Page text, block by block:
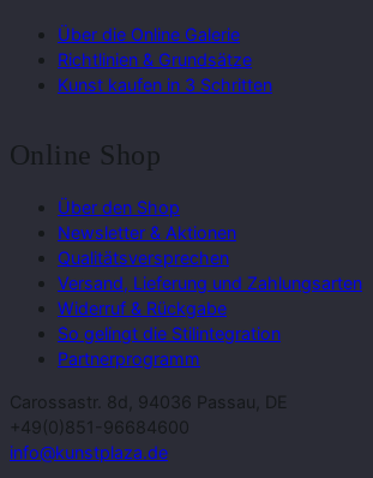
Über die Online Galerie
Richtlinien & Grundsätze
Kunst kaufen in 3 Schritten
Online Shop
Über den Shop
Newsletter & Aktionen
Qualitätsversprechen
Versand, Lieferung und Zahlungsarten
Widerruf & Rückgabe
So gelingt die Stilintegration
Partnerprogramm
Carossastr. 8d, 94036 Passau, DE
+49(0)851-96684600
info@kunstplaza.de